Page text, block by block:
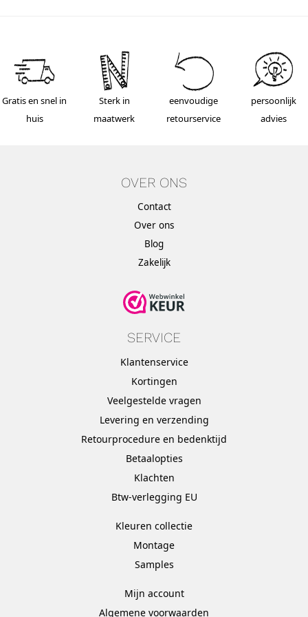
Gratis en snel in
huis
Sterk in
maatwerk
eenvoudige
retourservice
persoonlijk
advies
OVER ONS
Contact
Over ons
Blog
Zakelijk
SERVICE
Klantenservice
Kortingen
Veelgestelde vragen
Levering en verzending
Retourprocedure en bedenktijd
Betaalopties
Klachten
Btw-verlegging EU
Kleuren collectie
Montage
Samples
Mijn account
Algemene voorwaarden